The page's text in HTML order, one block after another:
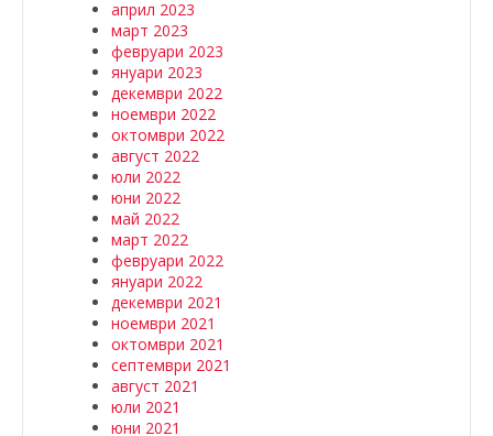
април 2023
март 2023
февруари 2023
януари 2023
декември 2022
ноември 2022
октомври 2022
август 2022
юли 2022
юни 2022
май 2022
март 2022
февруари 2022
януари 2022
декември 2021
ноември 2021
октомври 2021
септември 2021
август 2021
юли 2021
юни 2021